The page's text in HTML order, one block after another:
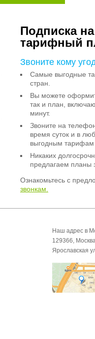
Подписка
тарифный
Звоните кому
Самые выгодные
стран.
Вы можете
так и план,
минут.
Звоните на
время суток и в
выгодным тарифам
Никаких
предлагаем планы
Ознакомьтесь с
звонкам.
Наш адрес в
129366,
Ярославская